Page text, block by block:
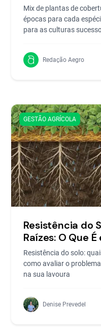
Mix de plantas de
épocas para cada
para as culturas
Redação Aegro
GESTÃO AGRÍCOLA
Resistência do
Raízes: O Que
Resistência do solo:
como avaliar o
na sua lavoura
Denise Prevedel